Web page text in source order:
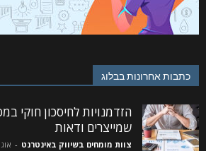
כתבות אחרונות בבלוג
הזדמנויות לחיסכון חוקי
שמייצרים ודאות
צוות מומחים בשיווק באינטרנט -